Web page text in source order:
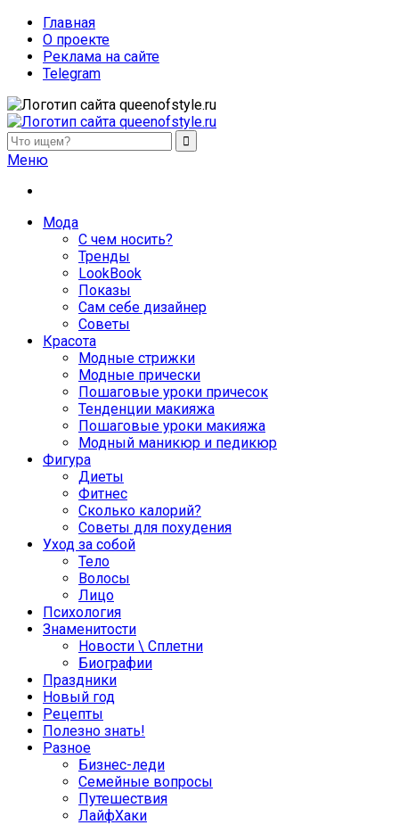
Главная
О проекте
Реклама на сайте
Telegram
queenofstyle.ru
Женский сайт о моде и красоте. Истории преображения и
похудения, отзывы о процедурах и косметике
Меню
Мода
С чем носить?
Тренды
LookBook
Показы
Сам себе дизайнер
Советы
Красота
Модные стрижки
Модные прически
Пошаговые уроки причесок
Тенденции макияжа
Пошаговые уроки макияжа
Модный маникюр и педикюр
Фигура
Диеты
Фитнес
Сколько калорий?
Советы для похудения
Уход за собой
Тело
Волосы
Лицо
Психология
Знаменитости
Новости \ Сплетни
Биографии
Праздники
Новый год
Рецепты
Полезно знать!
Разное
Бизнес-леди
Семейные вопросы
Путешествия
ЛайфХаки